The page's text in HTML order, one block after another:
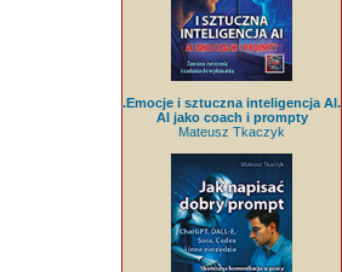
.Emocje i sztuczna inteligencja AI.
AI jako coach i prompty
Mateusz Tkaczyk